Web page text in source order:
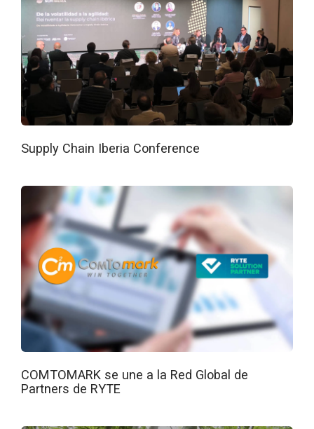
Supply Chain Iberia Conference
COMTOMARK se une a la Red Global de
Partners de RYTE